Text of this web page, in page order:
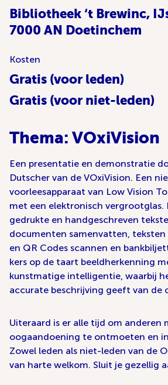
Bibliotheek ‘t Brewinc,
7000 AN Doetinchem
Kosten
Gratis (voor leden)
Gratis (voor niet-leden)
Thema: VOxiVision
Een presentatie en demonstratie
Dutscher van de VOxiVision. Een
voorleesapparaat van Low Vision
met een elektronisch vergrootglas.
gedrukte en handge­schreven
documenten samenvatten, teksten
en QR Codes scannen en
kers op de taart beeld­herkenning
kunstmatige intelligentie, waarbij
accurate beschrijving geeft van de
Uiteraard is er alle tijd om anderen
oogaandoening te ontmoeten en
Zowel leden als niet-leden van de
van harte welkom. Sluit je gezellig